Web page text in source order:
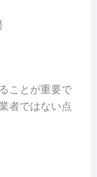
ことが重要で
者ではない点